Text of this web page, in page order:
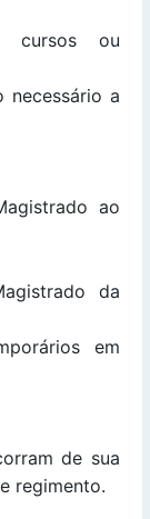
cursos ou
necessário a
ao
da
em
de sua
regimento.